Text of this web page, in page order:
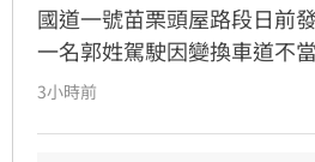
國道一號苗栗頭屋路段日前
一名郭姓駕駛因變換車道不
姓駕駛車輛，導致黃車失控
3小時前